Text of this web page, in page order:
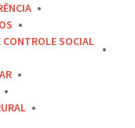
CONTROLE SOCIAL